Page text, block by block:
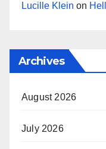
Lucille Klein on
Archives
August 2026
July 2026